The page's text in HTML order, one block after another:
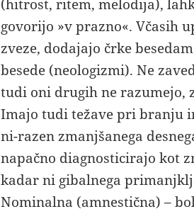
(hitrost, ritem, melodija),
govorijo »v prazno«. Včasih
zveze, dodajajo črke
besede (neologizmi). Ne
tudi oni drugih ne razumejo,
Imajo tudi težave pri branju
ni-razen zmanjšanega
napačno diagnosticirajo kot
kadar ni gibalnega
Nominalna (amnestična) –